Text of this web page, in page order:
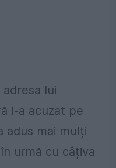
lui
l-a acuzat pe
adus mai mulți
urmă cu câțiva